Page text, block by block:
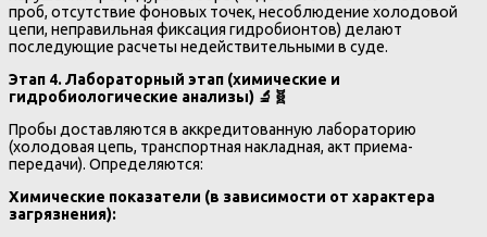
проб, отсутствие фоновых точек, несоблюдение холодовой
цепи, неправильная фиксация гидробионтов) делают
последующие расчеты недействительными в суде.
Этап 4. Лабораторный этап (химические и
гидробиологические анализы) 🔬🧬
Пробы доставляются в аккредитованную лабораторию
(холодовая цепь, транспортная накладная, акт приема-
передачи). Определяются:
Химические показатели (в зависимости от характера
загрязнения):